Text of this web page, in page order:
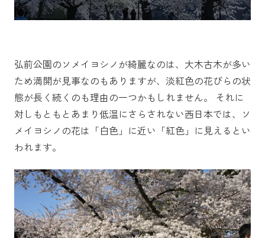
弘前公園のソメイヨシノが綺麗なのは、大木古木が多い
ため満開が見事なのもありますが、淡紅色の花びらの状
態が長く続くのも理由の一つかもしれません。 それに
対しもともとあまり低温にさらされない西日本では、ソ
メイヨシノの花は「白色」に近い「紅色」に見えるとい
われます。